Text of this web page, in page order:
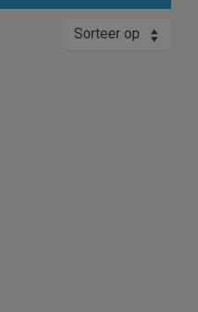
Sorteer op